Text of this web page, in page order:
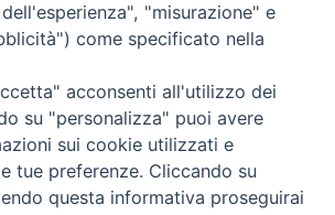
- 57122 Livorno LI
"misurazione" e
come specificato nella
acconsenti all'utilizzo dei
su "personalizza" puoi avere
sui cookie utilizzati e
tue preferenze. Cliccando su
questa informativa proseguirai